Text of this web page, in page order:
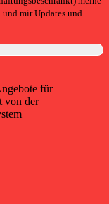
mir Updates und
für
von der